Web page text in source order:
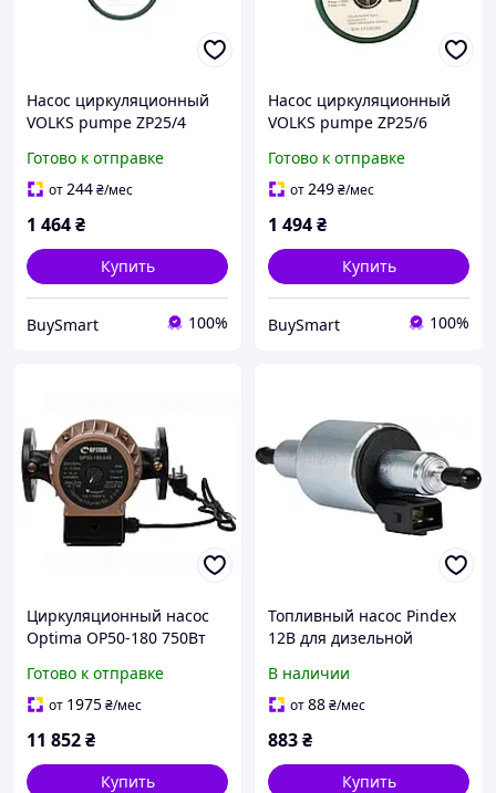
Насос циркуляционный
VOLKS pumpe ZP25/4
систем с тремя
скоростями и защитой
Готово к отправке
от244₴/мес
1 464₴
Купить
BuySmart 100%
Насос циркуляционный
VOLKS pumpe ZP25/6
отопительных систем с
тремя скоростями
Готово к отправке
от249₴/мес
1 494₴
Купить
BuySmart 100%
Циркуляционный насос
Optima OP50-180 750Вт
с мокрым ротором и
высокой
Готово к отправке
от 1975₴/мес
11 852₴
Купить
Топливный насос Pindex
12В для дизельной
1кВт 2кВт 5кВт
мембранный HDL
В наличии
от88₴/мес
883₴
Купить